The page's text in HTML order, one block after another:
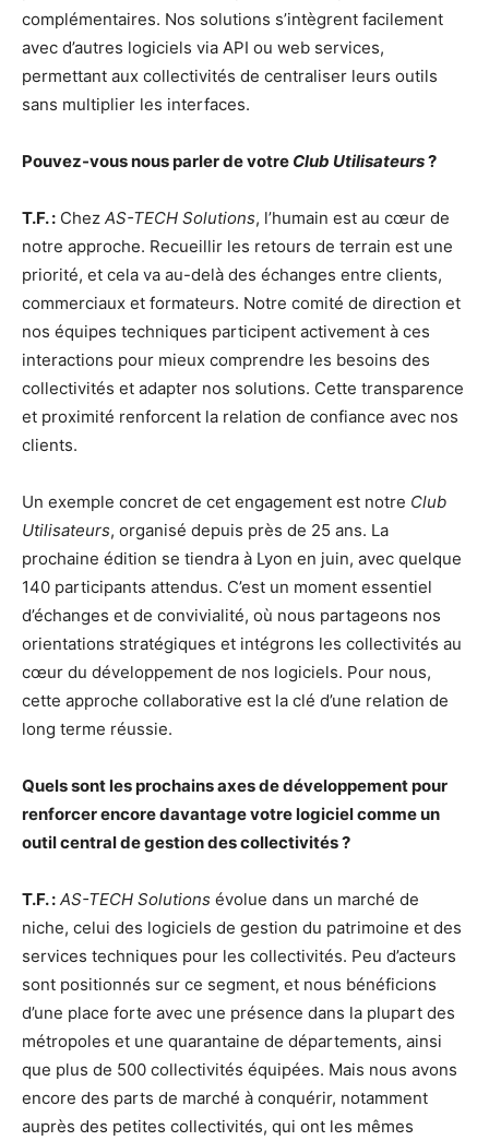
complémentaires. Nos solutions s’intègrent facilement
avec d’autres logiciels via API ou web services,
permettant aux collectivités de centraliser leurs outils
sans multiplier les interfaces.
Pouvez-vous nous parler de votre Club Utilisateurs?
T.F. : Chez AS-TECH Solutions, l’humain est au cœur de
notre approche. Recueillir les retours de terrain est une
priorité, et cela va au-delà des échanges entre clients,
commerciaux et formateurs. Notre comité de direction et
nos équipes techniques participent activement à ces
interactions pour mieux comprendre les besoins des
collectivités et adapter nos solutions. Cette transparence
et proximité renforcent la relation de confiance avec nos
clients.
Un exemple concret de cet engagement est notre Club
Utilisateurs, organisé depuis près de 25 ans. La
prochaine édition se tiendra à Lyon en juin, avec quelque
140 participants attendus. C’est un moment essentiel
d’échanges et de convivialité, où nous partageons nos
orientations stratégiques et intégrons les collectivités au
cœur du développement de nos logiciels. Pour nous,
cette approche collaborative est la clé d’une relation de
long terme réussie.
Quels sont les prochains axes de développement pour
renforcer encore davantage votre logiciel comme un
outil central de gestion des collectivités ?
T.F. : AS-TECH Solutions évolue dans un marché de
niche, celui des logiciels de gestion du patrimoine et des
services techniques pour les collectivités. Peu d’acteurs
sont positionnés sur ce segment, et nous bénéficions
d’une place forte avec une présence dans la plupart des
métropoles et une quarantaine de départements, ainsi
que plus de 500 collectivités équipées. Mais nous avons
encore des parts de marché à conquérir, notamment
auprès des petites collectivités, qui ont les mêmes